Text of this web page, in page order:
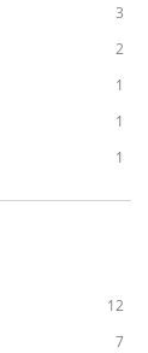
3
2
1
1
1
12
7